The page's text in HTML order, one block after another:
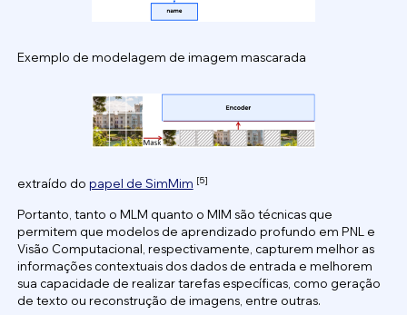
Exemplo de modelagem de imagem mascarada
extraído do papel de SimMim [5]
Portanto, tanto o MLM quanto o MIM são técnicas que
permitem que modelos de aprendizado profundo em PNL e
Visão Computacional, respectivamente, capturem melhor as
informações contextuais dos dados de entrada e melhorem
sua capacidade de realizar tarefas específicas, como geração
de texto ou reconstrução de imagens, entre outras.